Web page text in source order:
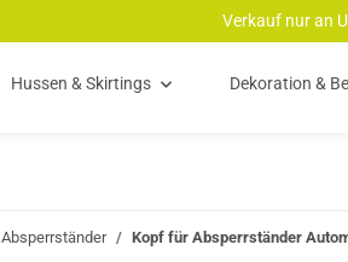
Verkauf nur an
Hussen & Skirtings Dekoration &
Absperrständer Kopf für Absperrständer